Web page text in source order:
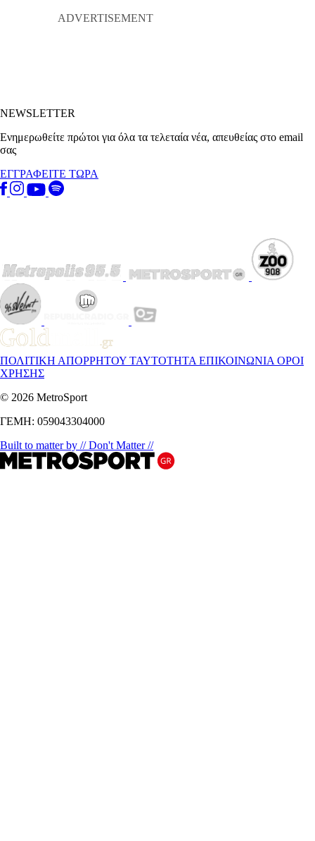
NEWSLETTER
Ενημερωθείτε πρώτοι για όλα τα τελεταία νέα, απευθείας στο email
σας
ΕΓΓΡΑΦΕΙΤΕ ΤΩΡΑ
ΠΟΛΙΤΙΚΗ ΑΠΟΡΡΗΤΟΥ ΤΑΥΤΟΤΗΤΑ ΕΠΙΚΟΙΝΩΝΙΑ ΟΡΟΙ
ΧΡΗΣΗΣ
© 2026 MetroSport
ΓΕΜΗ: 059043304000
Built to matter by // Don't Matter //